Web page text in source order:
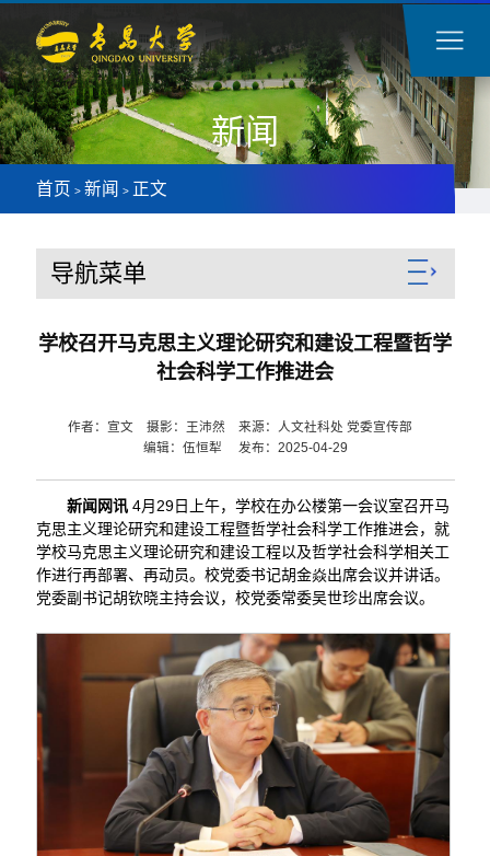
新闻
首页 > 新闻 > 正文
导航菜单
学校召开马克思主义理论研究和建设工程暨哲学
社会科学工作推进会
作者：宣文 摄影：王沛然 来源：人文社科处 党委宣传部
编辑：伍恒犁 发布：2025-04-29
新闻网讯4月29日上午，学校在办公楼第一会议室召开马
克思主义理论研究和建设工程暨哲学社会科学工作推进会，就
学校马克思主义理论研究和建设工程以及哲学社会科学相关工
作进行再部署、再动员。校党委书记胡金焱出席会议并讲话。
党委副书记胡钦晓主持会议，校党委常委吴世珍出席会议。